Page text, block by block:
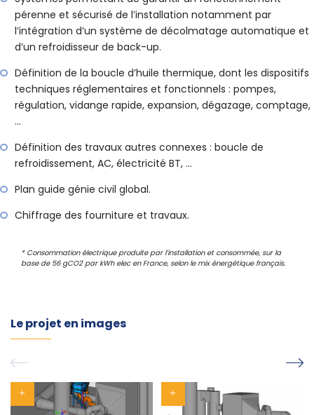
pérenne et sécurisé de l’installation notamment par
l’intégration d’un système de décolmatage automatique et
d’un refroidisseur de back-up.
Définition de la boucle d’huile thermique, dont les dispositifs
techniques réglementaires et fonctionnels : pompes,
régulation, vidange rapide, expansion, dégazage, comptage,
…
Définition des travaux autres connexes : boucle de
refroidissement, AC, électricité BT, …
Plan guide génie civil global.
Chiffrage des fourniture et travaux.
* Consommation électrique produite par l’installation et consommée, sur la
base de 56 gCO2 par kWh elec en France, selon le mix énergétique français.
Le projet en images